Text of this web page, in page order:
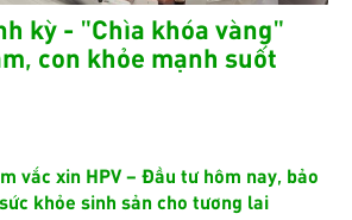
kỳ - "Chìa khóa vàng"
con khỏe mạnh suốt
vắc xin HPV – Đầu tư hôm nay, bảo
khỏe sinh sản cho tương lai